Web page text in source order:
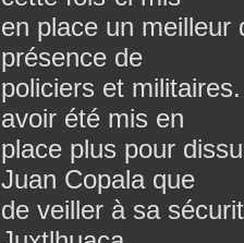
en place un meilleur
présence de
policiers et
avoir été mis en
place plus pour
Juan Copala que
de veiller à sa